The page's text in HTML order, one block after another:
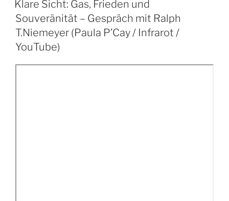
Klare Sicht: Gas, Frieden und
Souveränität – Gespräch mit Ralph
T.Niemeyer (Paula P’Cay / Infrarot /
YouTube)